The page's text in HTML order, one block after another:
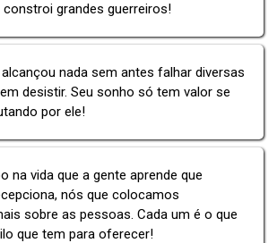
constroi grandes guerreiros!
nada sem antes falhar diversas
desistir. Seu sonho só tem valor se
por ele!
na vida que a gente aprende que
nós que colocamos
sobre as pessoas. Cada um é o que
que tem para oferecer!